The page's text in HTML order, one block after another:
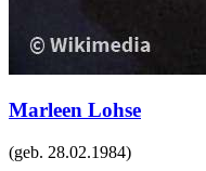
Marleen Lohse
(geb. 28.02.1984)